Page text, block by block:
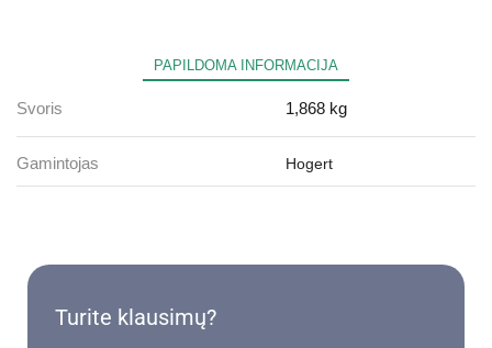
PAPILDOMA INFORMACIJA
Svoris 1,868 kg
Gamintojas Hogert
Turite klausimų?